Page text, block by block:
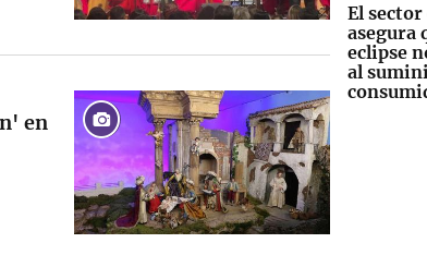
en
El
asegura
eclipse
al